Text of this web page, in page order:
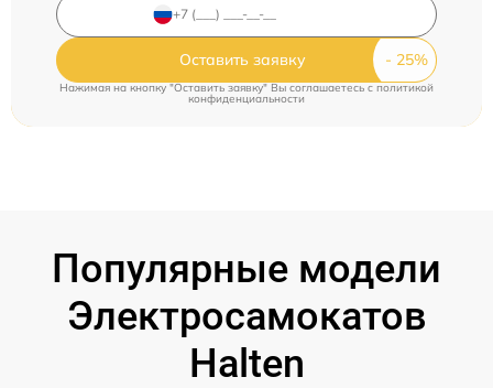
Оставить заявку
Нажимая на кнопку "Оставить заявку" Вы соглашаетесь cполитикой
конфиденциальности
Популярные модели
Электросамокатов
Halten